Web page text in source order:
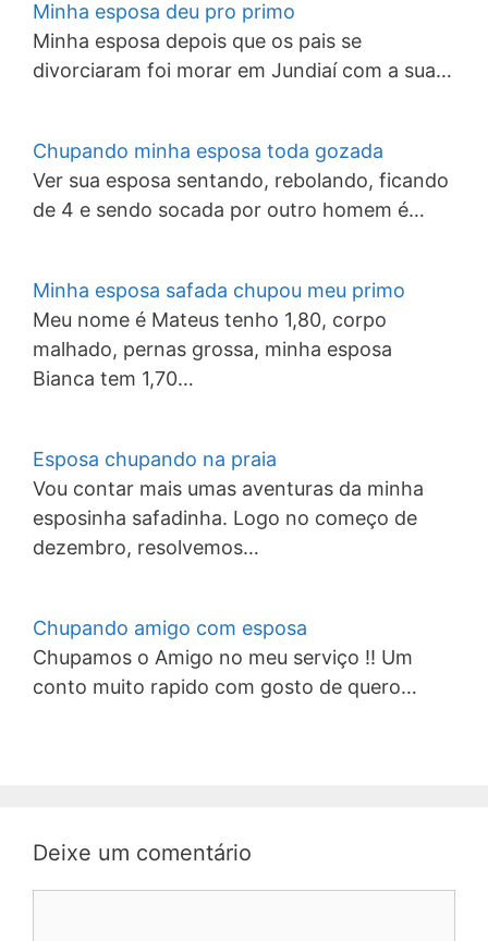
Minha esposa deu pro primo
Minha esposa depois que os pais se
divorciaram foi morar em Jundiaí com a sua…
Chupando minha esposa toda gozada
Ver sua esposa sentando, rebolando, ficando
de 4 e sendo socada por outro homem é…
Minha esposa safada chupou meu primo
Meu nome é Mateus tenho 1,80, corpo
malhado, pernas grossa, minha esposa
Bianca tem 1,70…
Esposa chupando na praia
Vou contar mais umas aventuras da minha
esposinha safadinha. Logo no começo de
dezembro, resolvemos…
Chupando amigo com esposa
Chupamos o Amigo no meu serviço !! Um
conto muito rapido com gosto de quero…
Deixe um comentário